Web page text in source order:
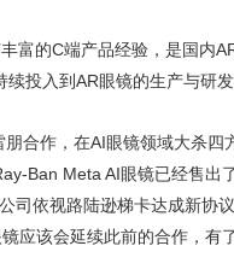
富的C端产品经验，是国内
投入到AR眼镜的生产与研发
合作，在AI眼镜领域大杀四
Ban Meta AI眼镜已经售出
司依视路陆逊梯卡达成新协
应该会延续此前的合作，有